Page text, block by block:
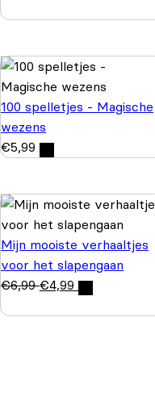
100 spelletjes - Magische
wezens
€5,99
Mijn mooiste verhaaltjes
voor het slapengaan
€6,99 €4,99